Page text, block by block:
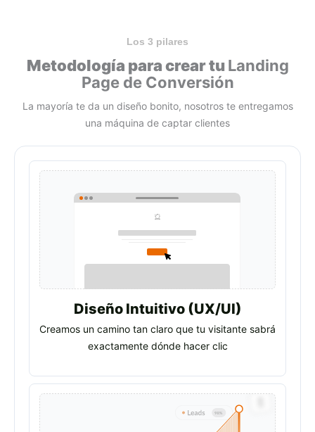
Los 3 pilares
Metodología para crear tu Landing
Page de Conversión
La mayoría te da un diseño bonito, nosotros te entregamos
una máquina de captar clientes
Diseño Intuitivo (UX/UI)
Creamos un camino tan claro que tu visitante sabrá
exactamente dónde hacer clic